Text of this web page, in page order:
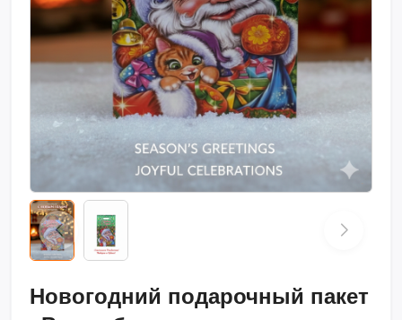
Новогодний подарочный пакет